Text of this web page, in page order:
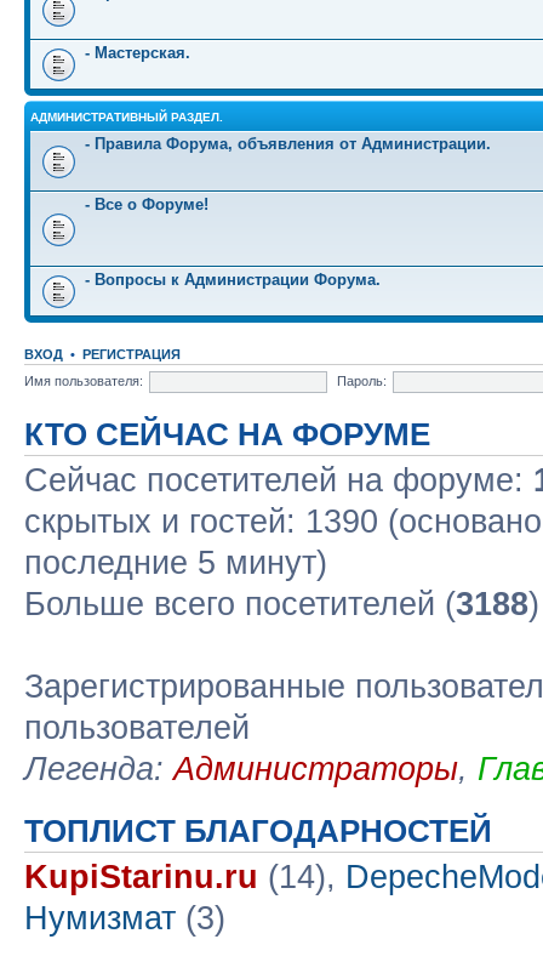
- Мастерская.
АДМИНИСТРАТИВНЫЙ РАЗДЕЛ.
- Правила Форума, объявления от Администрации.
- Все о Форуме!
- Вопросы к Администрации Форума.
ВХОД • РЕГИСТРАЦИЯ
Имя пользователя:
Пароль:
КТО СЕЙЧАС НА ФОРУМЕ
Сейчас посетителей на форуме:
скрытых и гостей: 1390
последние 5 минут)
Больше всего посетителей (3188
Зарегистрированные
пользователей
Легенда:Администраторы,
ТОПЛИСТ БЛАГОДАРНОСТЕЙ
KupiStarinu.ru (14),
Нумизмат (3)